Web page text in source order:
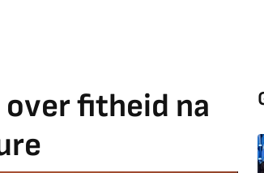
over fitheid na